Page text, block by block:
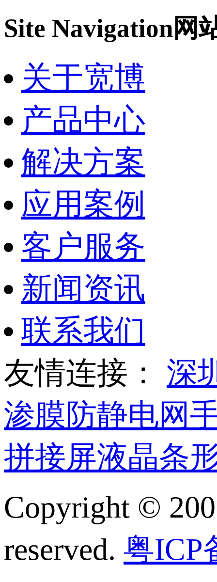
Site Navigation网
关于宽博
产品中心
解决方案
应用案例
客户服务
新闻资讯
联系我们
友情连接：
深
渗膜防静电网
拼接屏液晶条
Copyright ©
reserved. 粤ICP